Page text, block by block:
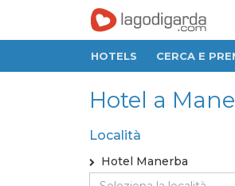
HOTELS CERCA E
Hotel a
Località
Hotel Manerba